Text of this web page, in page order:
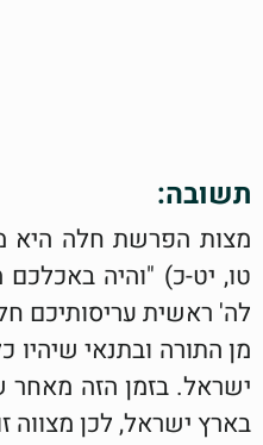
תשובה:
מצות הפרשת חלה היא
טו, יט-כ) "והיה
לה' ראשית עריסותיכם
מן התורה ובתנאי
ישראל. בזמן הזה מאחר
בארץ ישראל, לכן מצווה